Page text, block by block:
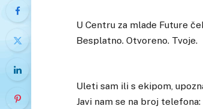
U Centru za mlade Future
Besplatno. Otvoreno. Tvoje.
Uleti sam ili s ekipom,
Javi nam se na broj